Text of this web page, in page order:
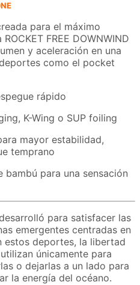
para el máximo
FREE DOWNWIND
y aceleración en una
como el pocket
rápido
K-Wing o SUP foiling
mayor estabilidad,
temprano
bambú para una sensación
para satisfacer las
emergentes centradas en
estos deportes, la libertad
únicamente para
o dejarlas a un lado para
la energía del océano.